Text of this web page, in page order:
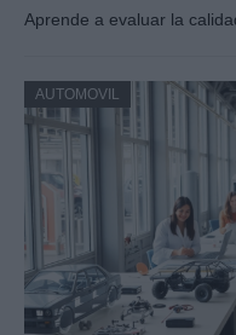
Aprende a evaluar la
AUTOMOVIL